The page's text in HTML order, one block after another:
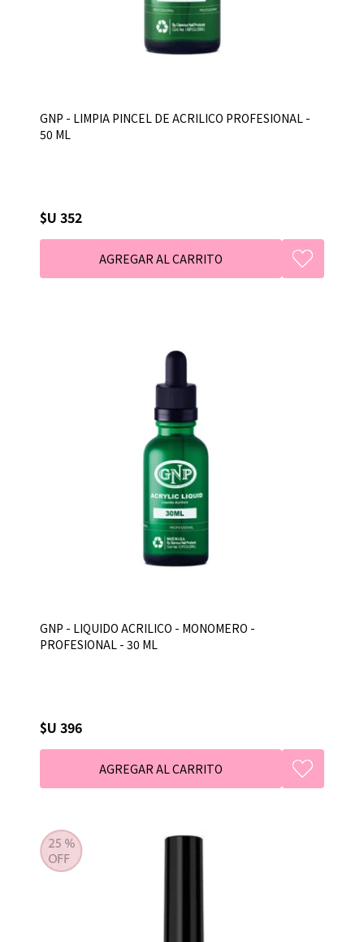
GNP - LIMPIA PINCEL DE ACRILICO PROFESIONAL -
50 ML
$U 352
GNP - LIQUIDO ACRILICO - MONOMERO -
PROFESIONAL - 30 ML
$U 396